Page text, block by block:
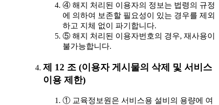
④ 해지 처리된 이용자의 정보는 법령의 규정
에 의하여 보존할 필요성이 있는 경우를 제외
하고 지체 없이 파기합니다.
⑤ 해지 처리된 이용자번호의 경우, 재사용이
불가능합니다.
제 12 조 (이용자 게시물의 삭제 및 서비스
이용 제한)
① 교육정보원은 서비스용 설비의 용량에 여